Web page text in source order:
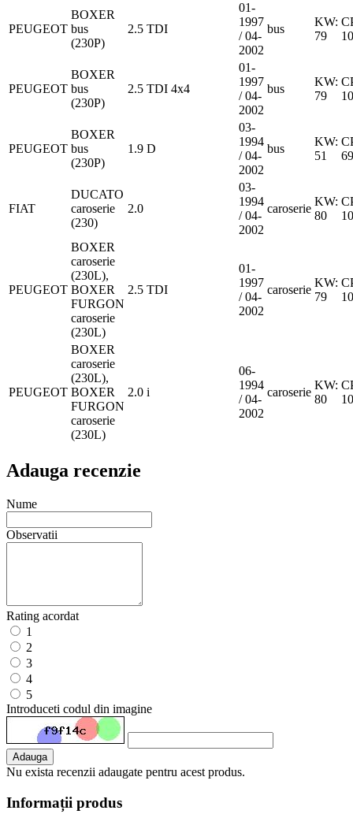
PEUGEOT
BOXER
bus
(230P)
2.5 TDI
01-
1997
/ 04-
2002
bus
KW:
79
PEUGEOT
BOXER
bus
(230P)
2.5 TDI 4x4
01-
1997
/ 04-
2002
bus
KW:
79
PEUGEOT
BOXER
bus
(230P)
1.9 D
03-
1994
/ 04-
2002
bus
KW:
51
69
FIAT
DUCATO
caroserie
(230)
2.0
03-
1994
/ 04-
2002
caroserie
KW:
80
PEUGEOT
BOXER
caroserie
(230L),
BOXER
FURGON
caroserie
(230L)
2.5 TDI
01-
1997
/ 04-
2002
caroserie
KW:
79
PEUGEOT
BOXER
caroserie
(230L),
BOXER
FURGON
caroserie
(230L)
2.0 i
06-
1994
/ 04-
2002
caroserie
KW:
80
Adauga recenzie
Nume
Observatii
Rating acordat
1
2
3
4
5
Introduceti codul din imagine
Adauga
Nu exista recenzii adaugate pentru acest produs.
Informații produs